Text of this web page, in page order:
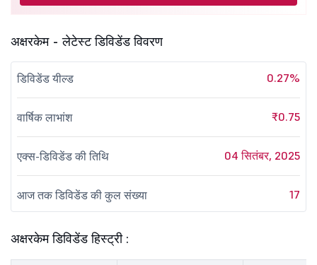
अक्षरकेम - लेटेस्ट डिविडेंड विवरण
डिविडेंड यील्ड 0.27%
वार्षिक लाभांश ₹0.75
एक्स-डिविडेंड की तिथि 04 सितंबर, 2025
आज तक डिविडेंड की कुल संख्या 17
अक्षरकेम डिविडेंड हिस्ट्री :